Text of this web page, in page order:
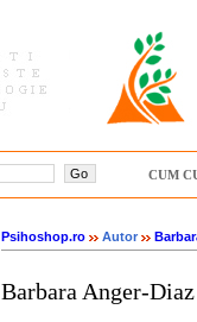
CUM
Psihoshop.ro Autor
Barbara Anger-Diaz